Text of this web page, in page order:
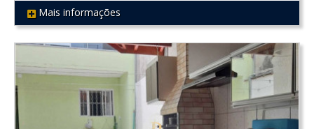
REF 218
Mais informações